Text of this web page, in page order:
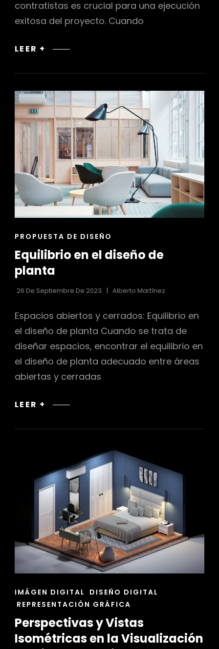
contratistas es crucial para una ejecución
exitosa del proyecto. Cuando
LEER +
COLABORACIÓN
CONTRATISTAS
LA
EJECUCIÓN
DEL
PROYECTO
ENLACES
LAS
CATEGORÍAS
PROPUESTA DE DISEÑO
Equilibrio en el diseño de
planta
26 De Septiembre De 2023 Alberto Martínez
Espacios abiertos y cerrados: Equilibrio en
el diseño de planta Cuando se trata de
diseñar espacios, encontrar el equilibrio en
el diseño de planta adecuado entre áreas
abiertas y cerradas
LEER +
EQUILIBRIO
EL
PLANTA
ENLACES
DE
CATEGORÍAS
IMÁGEN DIGITAL
DISEÑO DIGITAL
REPRESENTACIÓN GRÁFICA
Perspectivas y Vistas
Isométricas en la Visualización